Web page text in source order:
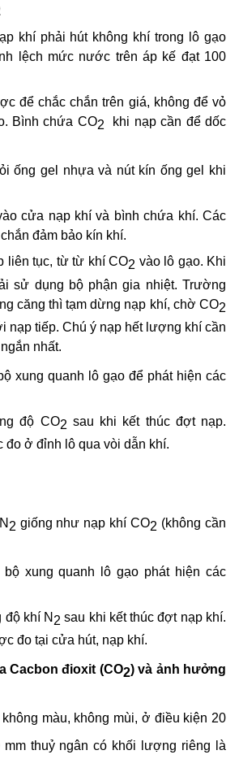
khí phải hút không khí trong lô gạo
lệch mức nước trên áp kế đạt 100
để chắc chắn trên giá, không để vỏ
Bình chứa CO2
khi nạp cần để dốc
ống gel nhựa và nút kín ống gel khi
cửa nạp khí và bình chứa khí. Các
đảm bảo kín khí.
liên tục, từ từ khí CO2 vào lô gạo. Khi
sử dụng bộ phận gia nhiệt. Trường
căng thì tạm dừng nạp khí, chờ CO2
nạp tiếp. Chú ý nạp hết lượng khí cần
nhất.
xung quanh lô gạo để phát hiện các
độ CO2 sau khi kết thúc đợt nạp.
đo ở đỉnh lô qua vòi dẫn khí.
2 giống như nạp khí CO2 (không cần
xung quanh lô gạo phát hiện các
khí N 2 sau khi kết thúc đợt nạp khí.
đo tại cửa hút, nạp khí.
Cacbon đioxit (CO2) và ảnh hưởng
không màu, không mùi, ở điều kiện 20
thuỷ ngân có khối lượng riêng là